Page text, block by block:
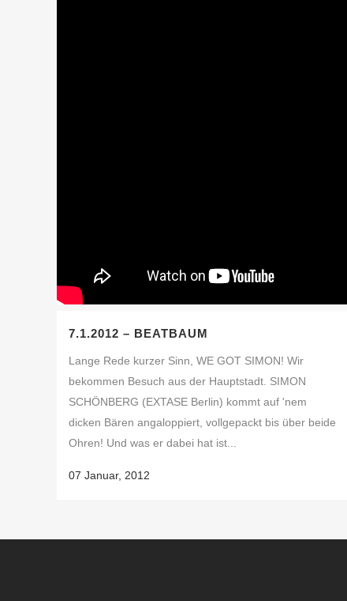
7.1.2012 – BEATBAUM
Lange Rede kurzer Sinn, WE GOT SIMON! Wir
bekommen Besuch aus der Hauptstadt. SIMON
SCHÖNBERG (EXTASE Berlin) kommt auf 'nem
dicken Bären angaloppiert, vollgepackt bis über beide
Ohren! Und was er dabei hat ist...
07 Januar, 2012